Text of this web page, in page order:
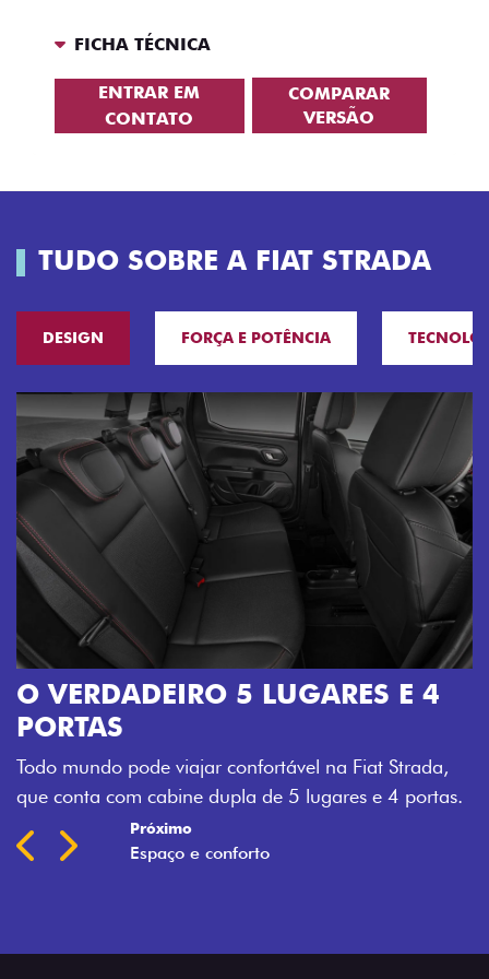
FICHA TÉCNICA
ENTRAR EM
CONTATO
COMPARAR
VERSÃO
TUDO SOBRE A FIAT STRADA
DESIGN FORÇA E POTÊNCIA
O VERDADEIRO 5 LUGARES E 4
PORTAS
Todo mundo pode viajar confortável na Fiat Strada,
que conta com cabine dupla de 5 lugares e 4 portas.
Previous
Next
Próximo
Espaço e conforto